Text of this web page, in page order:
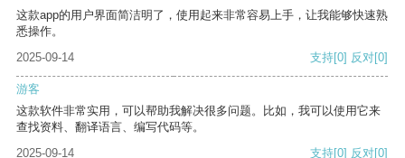
这款app的用户界面简洁明了，使用起来非常容易上手，让我能够快速熟
悉操作。
2025-09-14
支持[0] 反对[0]
游客
这款软件非常实用，可以帮助我解决很多问题。比如，我可以使用它来
查找资料、翻译语言、编写代码等。
2025-09-14
支持[0] 反对[0]